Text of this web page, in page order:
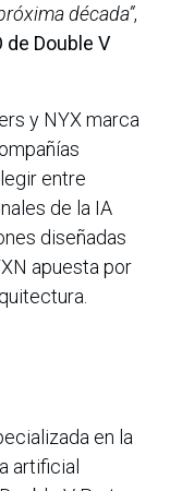
década”,
de Double V
y NYX marca
entre
de la IA
diseñadas
apuesta por
en la
artificial